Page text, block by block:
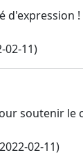
d'expression !
02-11)
soutenir le
02-11)